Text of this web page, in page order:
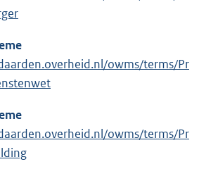
owms/terms/Pr
owms/terms/Pr